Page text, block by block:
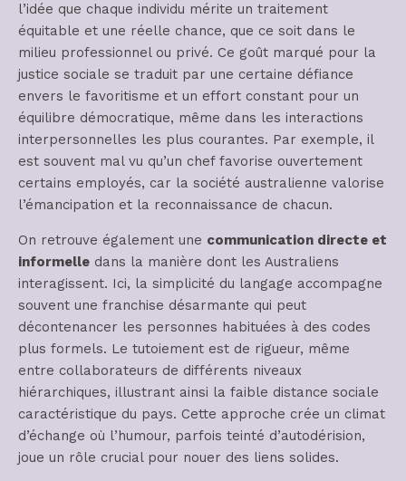
l’idée que chaque individu mérite un traitement
équitable et une réelle chance, que ce soit dans le
milieu professionnel ou privé. Ce goût marqué pour la
justice sociale se traduit par une certaine défiance
envers le favoritisme et un effort constant pour un
équilibre démocratique, même dans les interactions
interpersonnelles les plus courantes. Par exemple, il
est souvent mal vu qu’un chef favorise ouvertement
certains employés, car la société australienne valorise
l’émancipation et la reconnaissance de chacun.
On retrouve également une communication directe et
informelle dans la manière dont les Australiens
interagissent. Ici, la simplicité du langage accompagne
souvent une franchise désarmante qui peut
décontenancer les personnes habituées à des codes
plus formels. Le tutoiement est de rigueur, même
entre collaborateurs de différents niveaux
hiérarchiques, illustrant ainsi la faible distance sociale
caractéristique du pays. Cette approche crée un climat
d’échange où l’humour, parfois teinté d’autodérision,
joue un rôle crucial pour nouer des liens solides.